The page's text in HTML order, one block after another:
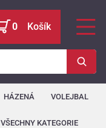
0 Košík
Menu
HÁZENÁ VOLEJBAL
VŠECHNY KATEGORIE